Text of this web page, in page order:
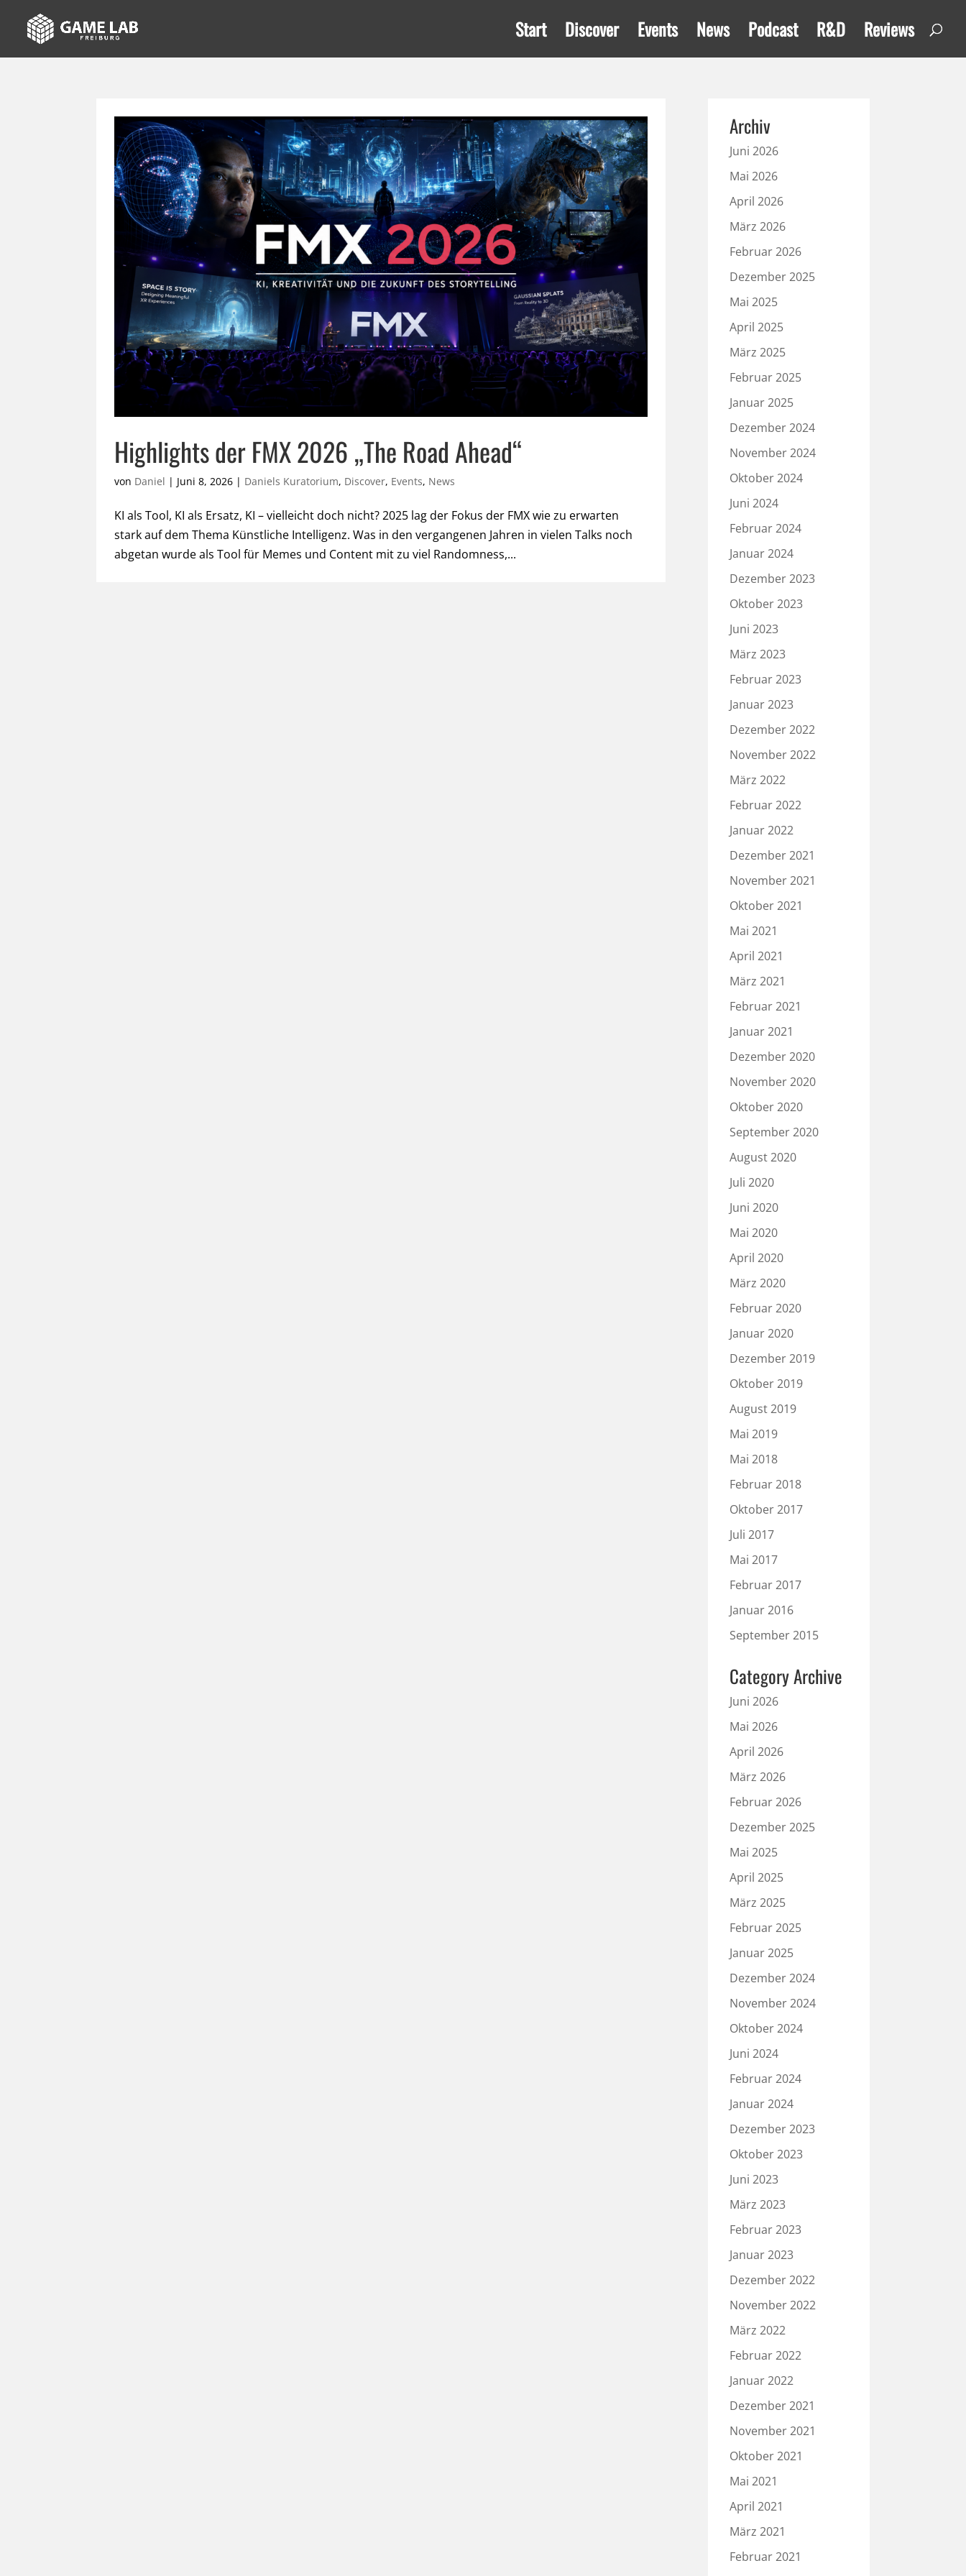
Start Discover Events News Podcast R&D Reviews
Highlights der FMX 2026 „The Road Ahead“
von Daniel | Juni 8, 2026 | Daniels Kuratorium, Discover, Events, News
KI als Tool, KI als Ersatz, KI – vielleicht doch nicht? 2025 lag der Fokus der FMX wie zu erwarten
stark auf dem Thema Künstliche Intelligenz. Was in den vergangenen Jahren in vielen Talks noch
abgetan wurde als Tool für Memes und Content mit zu viel Randomness,...
Archiv
Juni 2026
Mai 2026
April 2026
März 2026
Februar 2026
Dezember 2025
Mai 2025
April 2025
März 2025
Februar 2025
Januar 2025
Dezember 2024
November 2024
Oktober 2024
Juni 2024
Februar 2024
Januar 2024
Dezember 2023
Oktober 2023
Juni 2023
März 2023
Februar 2023
Januar 2023
Dezember 2022
November 2022
März 2022
Februar 2022
Januar 2022
Dezember 2021
November 2021
Oktober 2021
Mai 2021
April 2021
März 2021
Februar 2021
Januar 2021
Dezember 2020
November 2020
Oktober 2020
September 2020
August 2020
Juli 2020
Juni 2020
Mai 2020
April 2020
März 2020
Februar 2020
Januar 2020
Dezember 2019
Oktober 2019
August 2019
Mai 2019
Mai 2018
Februar 2018
Oktober 2017
Juli 2017
Mai 2017
Februar 2017
Januar 2016
September 2015
Category Archive
Juni 2026
Mai 2026
April 2026
März 2026
Februar 2026
Dezember 2025
Mai 2025
April 2025
März 2025
Februar 2025
Januar 2025
Dezember 2024
November 2024
Oktober 2024
Juni 2024
Februar 2024
Januar 2024
Dezember 2023
Oktober 2023
Juni 2023
März 2023
Februar 2023
Januar 2023
Dezember 2022
November 2022
März 2022
Februar 2022
Januar 2022
Dezember 2021
November 2021
Oktober 2021
Mai 2021
April 2021
März 2021
Februar 2021